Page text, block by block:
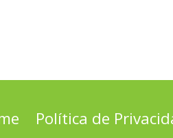
Política de